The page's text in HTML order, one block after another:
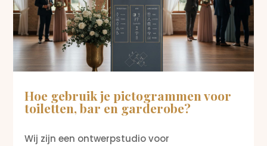
Hoe gebruik je pictogrammen voor
toiletten, bar en garderobe?
Wij zijn een ontwerpstudio voor